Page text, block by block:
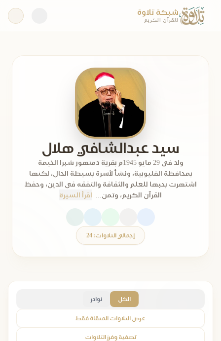
شبكة تلاوة
للقرآن الكريم
سيد عبدالشافي هلال
ولد فى 29 مايو 1945م بقرية دمنهور شبرا الخيمة
بمحافظة القليوبية، ونشأ لأسرة بسيطة الحال، لكنها
اشتهرت بحبها للعلم والثقافة والتفقه فى الدين، وحفظ
القرآن الكريم، وتمن...
اقرأ السيرة
إجمالي التلاوات: 24
الكل نوادر
عرض التلاوات المنقاة فقط
تصفية وفرز التلاوات